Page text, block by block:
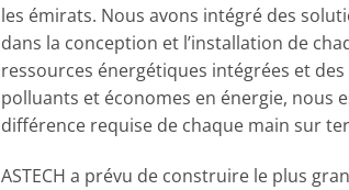
les émirats. Nous avons intégré des
dans la conception et l’installation de
ressources énergétiques intégrées et
polluants et économes en énergie, nous
différence requise de chaque main sur
ASTECH a prévu de construire le plus